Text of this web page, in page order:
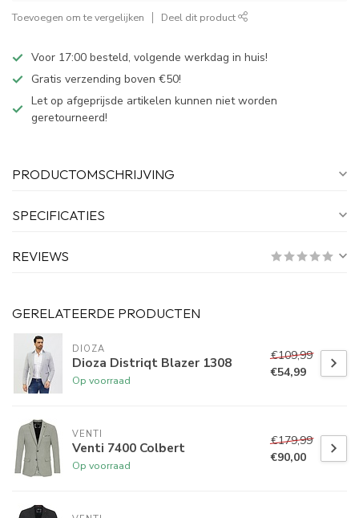
Toevoegen om te vergelijken Deel dit product
Voor 17:00 besteld, volgende werkdag in huis!
Gratis verzending boven €50!
Let op afgeprijsde artikelen kunnen niet worden
geretourneerd!
PRODUCTOMSCHRIJVING
SPECIFICATIES
REVIEWS
GERELATEERDE PRODUCTEN
DIOZA
Dioza Distriqt Blazer 1308
Op voorraad
€109,99
€54,99
VENTI
Venti 7400 Colbert
Op voorraad
€179,99
€90,00